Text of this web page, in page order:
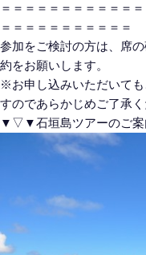
＝＝＝＝＝＝＝＝＝＝＝
＝＝＝＝＝＝＝＝＝＝＝
参加をご検討の方は、席
約をお願いします。
※お申し込みいただいて
すのであらかじめご了承く
▼▽▼石垣島ツアーのご